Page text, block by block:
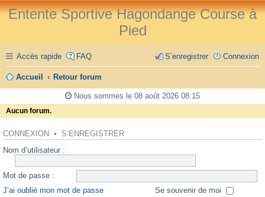
Entente Sportive Hagondange Course à
Pied
Accès rapide FAQ Connexion
S’enregistrer
Accueil Retour forum
Nous sommes le 08 août 2026 08:15
Aucun forum.
CONNEXION • S’ENREGISTRER
Nom d’utilisateur :
Mot de passe :
J’ai oublié mon mot de passe
Se souvenir de moi